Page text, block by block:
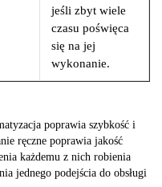
jeśli zbyt wiele
czasu poświęca
się na jej
wykonanie.
poprawia szybkość i
ręczne poprawia jakość
każdemu z nich robienia
jednego podejścia do obsługi